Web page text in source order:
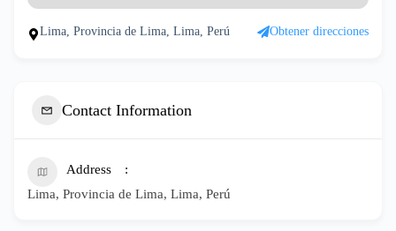
Lima, Provincia de Lima, Lima, Perú Obtener direcciones
Contact Information
Address
Lima, Provincia de Lima, Lima, Perú